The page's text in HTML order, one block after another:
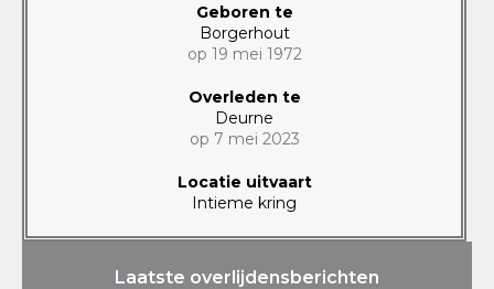
Geboren te
Borgerhout
op 19 mei 1972
Overleden te
Deurne
op 7 mei 2023
Locatie uitvaart
Intieme kring
Laatste overlijdensberichten